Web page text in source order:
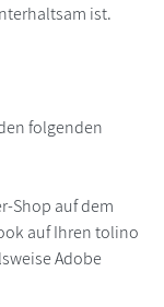
ist.
folgenden
Shop auf dem
auf Ihren tolino
Adobe